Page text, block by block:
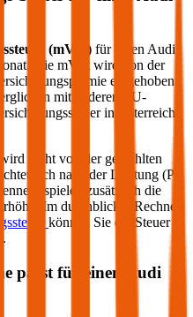
(mVSt) für einen Audi
Die mVSt wird von der
eingehoben
mit anderen EU-
in Österreich
nicht von der gewählten
sich nach der Leistung (PS
spielen zusätzlich die
Im durchblicker Rechner
können Sie die Steuer
passt für einen
Audi